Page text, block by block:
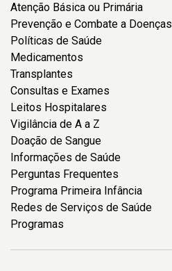
Atenção Básica ou Primária
Prevenção e Combate a Doenças
Políticas de Saúde
Medicamentos
Transplantes
Consultas e Exames
Leitos Hospitalares
Vigilância de A a Z
Doação de Sangue
Informações de Saúde
Perguntas Frequentes
Programa Primeira Infância
Redes de Serviços de Saúde
Programas